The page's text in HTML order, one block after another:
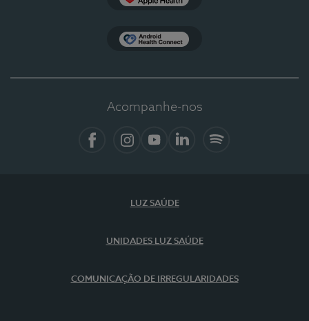
Acompanhe-nos
LUZ SAÚDE
UNIDADES LUZ SAÚDE
COMUNICAÇÃO DE IRREGULARIDADES